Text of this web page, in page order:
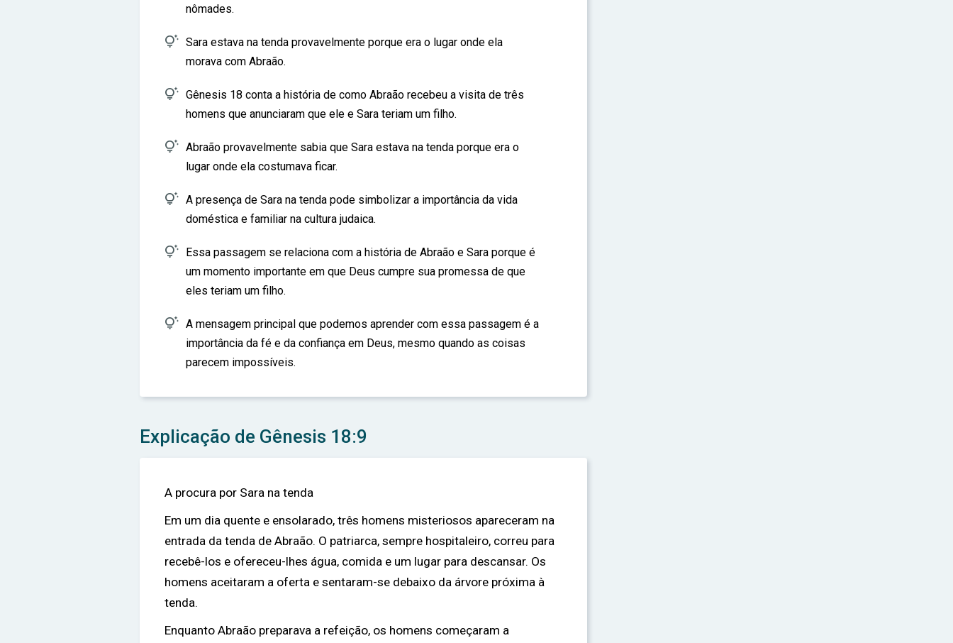
nômades.
 Sara estava na tenda provavelmente porque era o lugar onde ela
morava com Abraão.
 Gênesis 18 conta a história de como Abraão recebeu a visita de três
homens que anunciaram que ele e Sara teriam um filho.
 Abraão provavelmente sabia que Sara estava na tenda porque era o
lugar onde ela costumava ficar.
 A presença de Sara na tenda pode simbolizar a importância da vida
doméstica e familiar na cultura judaica.
 Essa passagem se relaciona com a história de Abraão e Sara porque é
um momento importante em que Deus cumpre sua promessa de que
eles teriam um filho.
 A mensagem principal que podemos aprender com essa passagem é a
importância da fé e da confiança em Deus, mesmo quando as coisas
parecem impossíveis.
Explicação de Gênesis 18:9
A procura por Sara na tenda
Em um dia quente e ensolarado, três homens misteriosos apareceram na
entrada da tenda de Abraão. O patriarca, sempre hospitaleiro, correu para
recebê-los e ofereceu-lhes água, comida e um lugar para descansar. Os
homens aceitaram a oferta e sentaram-se debaixo da árvore próxima à
tenda.
Enquanto Abraão preparava a refeição, os homens começaram a